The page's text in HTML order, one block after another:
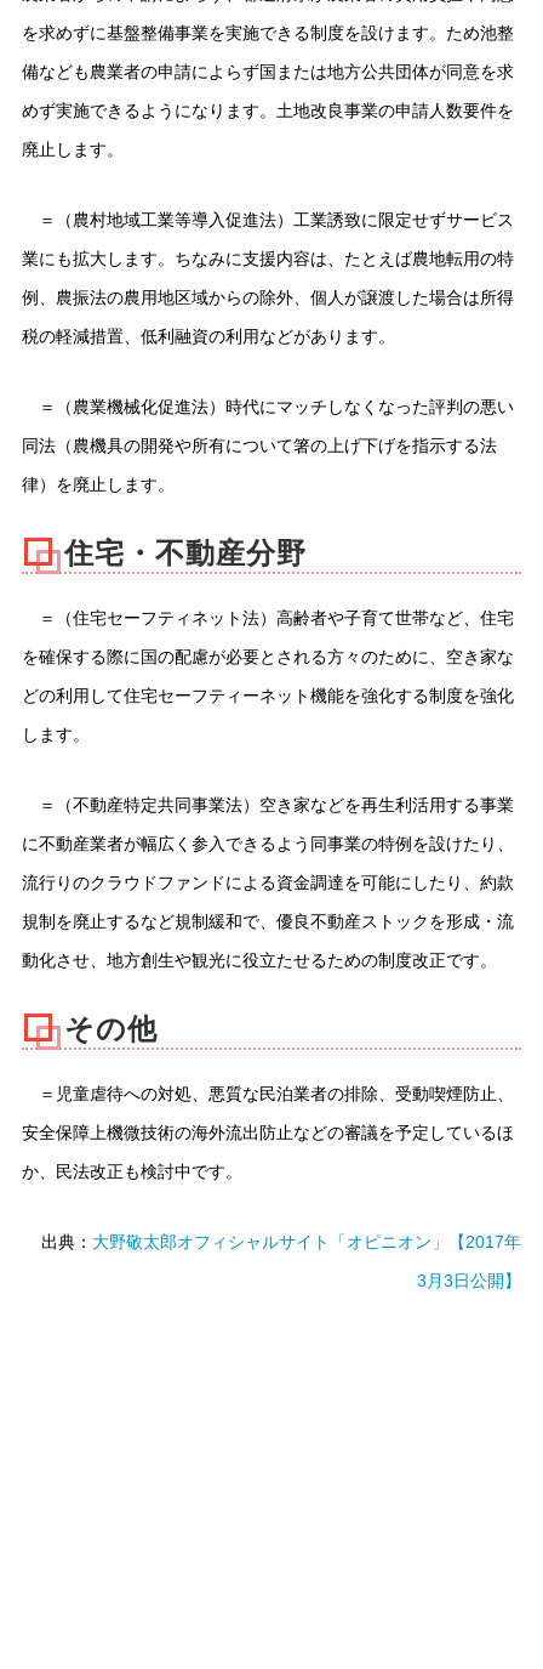
を求めずに基盤整備事業を実施できる制度を設けます。ため池整
備なども農業者の申請によらず国または地方公共団体が同意を求
めず実施できるようになります。土地改良事業の申請人数要件を
廃止します。
＝（農村地域工業等導入促進法）工業誘致に限定せずサービス
業にも拡大します。ちなみに支援内容は、たとえば農地転用の特
例、農振法の農用地区域からの除外、個人が譲渡した場合は所得
税の軽減措置、低利融資の利用などがあります。
＝（農業機械化促進法）時代にマッチしなくなった評判の悪い
同法（農機具の開発や所有について箸の上げ下げを指示する法
律）を廃止します。
住宅・不動産分野
＝（住宅セーフティネット法）高齢者や子育て世帯など、住宅
を確保する際に国の配慮が必要とされる方々のために、空き家な
どの利用して住宅セーフティーネット機能を強化する制度を強化
します。
＝（不動産特定共同事業法）空き家などを再生利活用する事業
に不動産業者が幅広く参入できるよう同事業の特例を設けたり、
流行りのクラウドファンドによる資金調達を可能にしたり、約款
規制を廃止するなど規制緩和で、優良不動産ストックを形成・流
動化させ、地方創生や観光に役立たせるための制度改正です。
その他
＝児童虐待への対処、悪質な民泊業者の排除、受動喫煙防止、
安全保障上機微技術の海外流出防止などの審議を予定しているほ
か、民法改正も検討中です。
出典： 大野敬太郎オフィシャルサイト「オピニオン」【2017年
3月3日公開】